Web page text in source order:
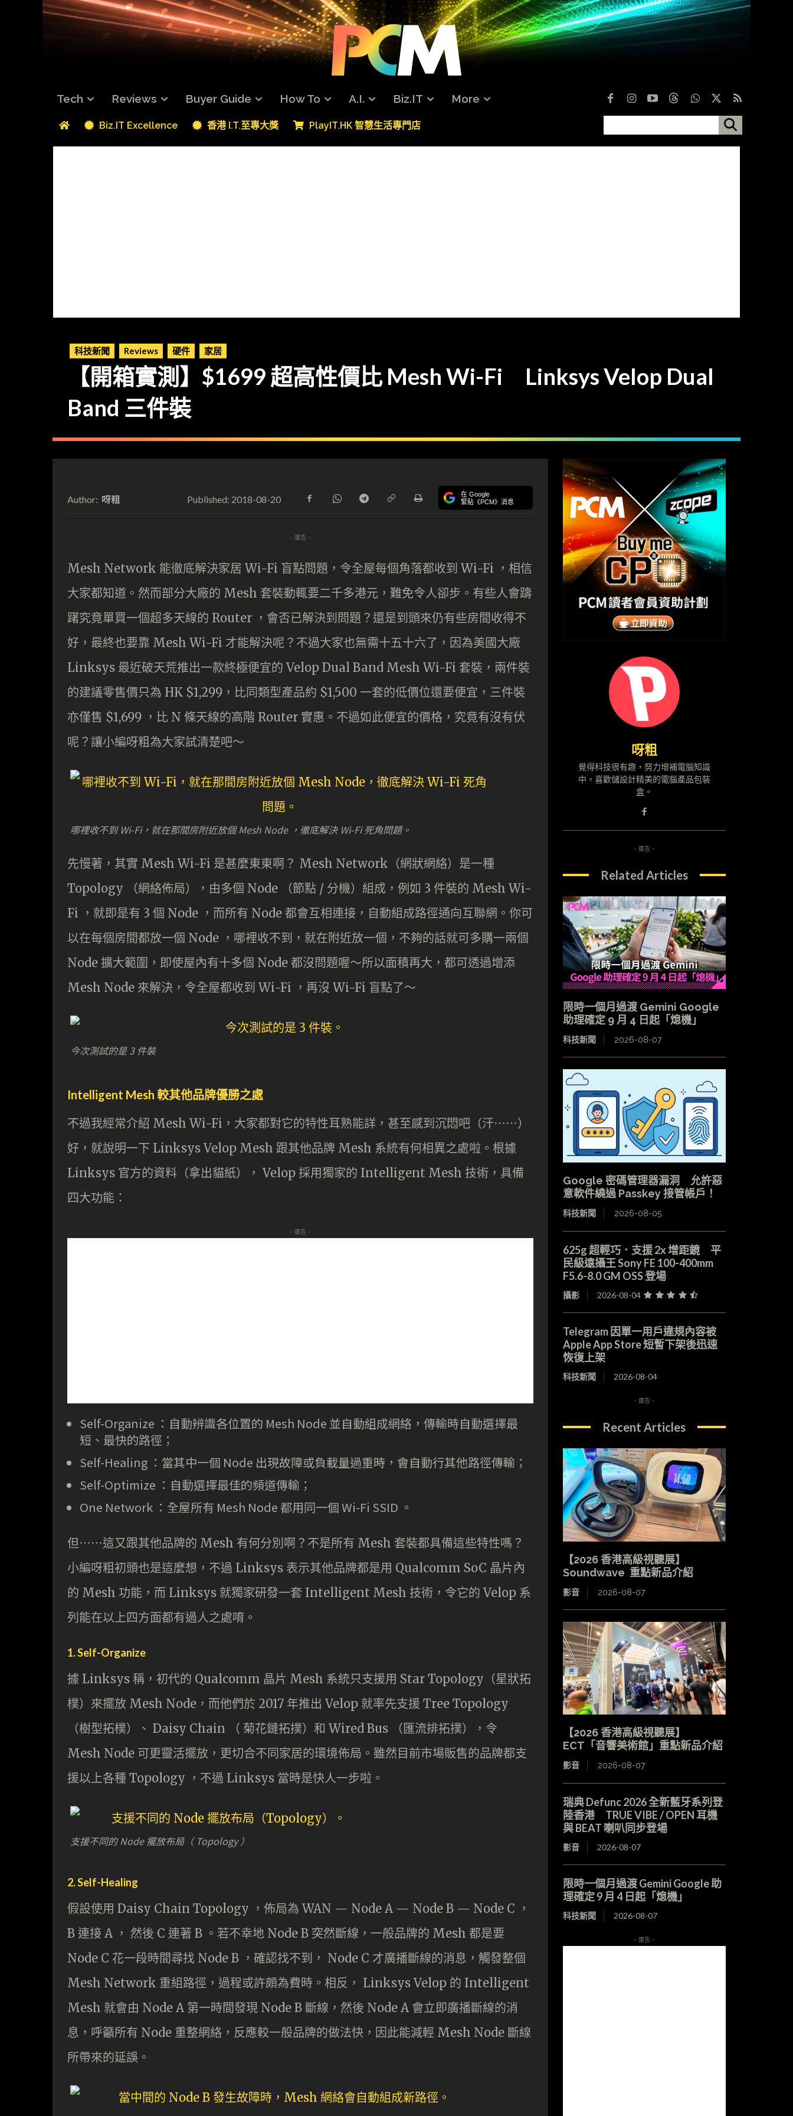
Tech Reviews Buyer Guide How To A.I. Biz.IT More
Biz.IT Excellence 香港 I.T.至專大獎 PlayIT.HK 智慧生活專門店
科技新聞 Reviews 硬件 家居
【開箱實測】$1699 超高性價比 Mesh Wi-Fi Linksys Velop Dual
Band 三件裝
Author: 呀粗 Published: 2018-08-20 在 Google
緊貼《PCM》消息
- 廣告 -
Mesh Network 能徹底解決家居 Wi-Fi 盲點問題，令全屋每個角落都收到 Wi-Fi ，相信
大家都知道。然而部分大廠的 Mesh 套裝動輒要二千多港元，難免令人卻步。有些人會躊
躇究竟單買一個超多天線的 Router ，會否已解決到問題？還是到頭來仍有些房間收得不
好，最終也要靠 Mesh Wi-Fi 才能解決呢？不過大家也無需十五十六了，因為美國大廠
Linksys 最近破天荒推出一款終極便宜的 Velop Dual Band Mesh Wi-Fi 套裝，兩件裝
的建議零售價只為 HK $1,299，比同類型產品約 $1,500 一套的低價位還要便宜，三件裝
亦僅售 $1,699 ，比 N 條天線的高階 Router 實惠。不過如此便宜的價格，究竟有沒有伏
呢？讓小編呀粗為大家試清楚吧～
哪裡收不到 Wi-Fi，就在那間房附近放個 Mesh Node ，徹底解決 Wi-Fi 死角問題。
先慢著，其實 Mesh Wi-Fi 是甚麼東東啊？ Mesh Network（網狀網絡）是一種
Topology （網絡佈局），由多個 Node （節點 / 分機）組成，例如 3 件裝的 Mesh Wi-
Fi ，就即是有 3 個 Node ，而所有 Node 都會互相連接，自動組成路徑通向互聯網。你可
以在每個房間都放一個 Node ，哪裡收不到，就在附近放一個，不夠的話就可多購一兩個
Node 擴大範圍，即使屋內有十多個 Node 都沒問題喔～所以面積再大，都可透過增添
Mesh Node 來解決，令全屋都收到 Wi-Fi ，再沒 Wi-Fi 盲點了～
今次測試的是 3 件裝
Intelligent Mesh 較其他品牌優勝之處
不過我經常介紹 Mesh Wi-Fi，大家都對它的特性耳熟能詳，甚至感到沉悶吧（汗⋯⋯）
好，就說明一下 Linksys Velop Mesh 跟其他品牌 Mesh 系統有何相異之處啦。根據
Linksys 官方的資料（拿出貓紙）， Velop 採用獨家的 Intelligent Mesh 技術，具備
四大功能：
- 廣告 -
Self-Organize ：自動辨識各位置的 Mesh Node 並自動組成網絡，傳輸時自動選擇最
短、最快的路徑；
Self-Healing ：當其中一個 Node 出現故障或負載量過重時，會自動行其他路徑傳輸；
Self-Optimize ：自動選擇最佳的頻道傳輸；
One Network ：全屋所有 Mesh Node 都用同一個 Wi-Fi SSID 。
但⋯⋯這又跟其他品牌的 Mesh 有何分別啊？不是所有 Mesh 套裝都具備這些特性嗎？
小編呀粗初頭也是這麼想，不過 Linksys 表示其他品牌都是用 Qualcomm SoC 晶片內
的 Mesh 功能，而 Linksys 就獨家研發一套 Intelligent Mesh 技術，令它的 Velop 系
列能在以上四方面都有過人之處唷。
1. Self-Organize
據 Linksys 稱，初代的 Qualcomm 晶片 Mesh 系統只支援用 Star Topology（星狀拓
樸）來擺放 Mesh Node，而他們於 2017 年推出 Velop 就率先支援 Tree Topology
（樹型拓樸）、 Daisy Chain （ 菊花鏈拓撲）和 Wired Bus （匯流排拓撲），令
Mesh Node 可更靈活擺放，更切合不同家居的環境佈局。雖然目前市場販售的品牌都支
援以上各種 Topology ，不過 Linksys 當時是快人一步啦。
支援不同的 Node 擺放布局（ Topology ）
2. Self-Healing
假設使用 Daisy Chain Topology ，佈局為 WAN — Node A — Node B — Node C ，
B 連接 A ， 然後 C 連著 B 。若不幸地 Node B 突然斷線，一般品牌的 Mesh 都是要
Node C 花一段時間尋找 Node B ，確認找不到， Node C 才廣播斷線的消息，觸發整個
Mesh Network 重組路徑，過程或許頗為費時。相反， Linksys Velop 的 Intelligent
Mesh 就會由 Node A 第一時間發現 Node B 斷線，然後 Node A 會立即廣播斷線的消
息，呼籲所有 Node 重整網絡，反應較一般品牌的做法快，因此能減輕 Mesh Node 斷線
所帶來的延誤。
呀粗
覺得科技很有趣，努力增補電腦知識
中。喜歡儲設計精美的電腦產品包裝
盒。
- 廣告 -
Related Articles
限時一個月過渡 Gemini Google
助理確定 9 月 4 日起「熄機」
科技新聞 2026-08-07
Google 密碼管理器漏洞 允許惡
意軟件繞過 Passkey 接管帳戶！
科技新聞 2026-08-05
625g 超輕巧．支援 2x 增距鏡 平
民級遠攝王 Sony FE 100-400mm
F5.6-8.0 GM OSS 登場
攝影 2026-08-04
Telegram 因單一用戶違規內容被
Apple App Store 短暫下架後迅速
恢復上架
科技新聞 2026-08-04
- 廣告 -
Recent Articles
【2026 香港高級視聽展】
Soundwave 重點新品介紹
影音 2026-08-07
【2026 香港高級視聽展】
ECT「音響美術館」重點新品介紹
影音 2026-08-07
瑞典 Defunc 2026 全新藍牙系列登
陸香港 TRUE VIBE / OPEN 耳機
與 BEAT 喇叭同步登場
影音 2026-08-07
限時一個月過渡 Gemini Google 助
理確定 9 月 4 日起「熄機」
科技新聞 2026-08-07
- 廣告 -